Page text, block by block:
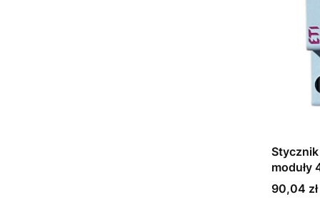
Stycznik
moduły
Cena
90,04 zł